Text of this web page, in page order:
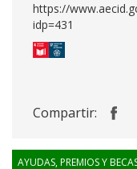
https://
idp=431
Compartir:
AYUDAS, PREMIOS Y